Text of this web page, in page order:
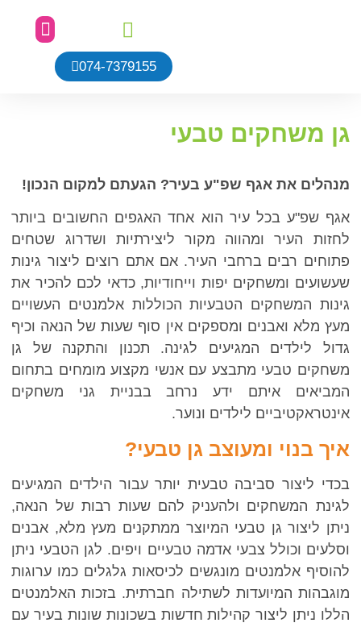
074-7379155
גן משחקים טבעי
מנהלים את אגף שפ"ע בעיר? הגעתם למקום הנכון!
אגף שפ"ע בכל עיר הוא אחד האגפים החשובים ביותר
לחזות העיר ומהווה מקור ליצירתיות ושדרוג שטחים
פתוחים רבים ברחבי העיר. אם אתם רוצים ליצור גינות
שעשועים ומשחקים יפות וייחודיות, כדאי לכם להכיר את
גינות המשחקים הטבעיות הכוללות אלמנטים העשויים
מעץ מלא ואבנים ומספקים אין סוף שעות של הנאה וכיף
גדול לילדים המגיעים לגינה. תכנון והתקנה של גן
משחקים טבעי מתבצע עם אנשי מקצוע מומחים בתחום
המביאים איתם ידע נרחב בבניית גני משחקים
אינטראקטיביים לילדים ונוער.
איך בנוי ומעוצב גן טבעי?
בכדי ליצור סביבה טבעית יותר עבור הילדים המגיעים
לגינת המשחקים ולהעניק להם שעות רבות של הנאה,
ניתן ליצור גן טבעי המיוצר ממתקנים מעץ מלא, אבנים
וסלעים וכולל צבעי אדמה טבעיים ויפים. לגן הטבעי ניתן
להוסיף אלמנטים מונגשים לכיסאות גלגלים כמו ערוגות
מוגבהות המיועדות לשתילה חברתית. בזכות האלמנטים
הללו ניתן ליצור קהילות חדשות בשכונות שונות בעיר עם